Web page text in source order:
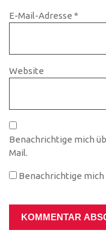
E-Mail-Adresse *
Website
Benachrichtige mich
Mail.
Benachrichtige mich